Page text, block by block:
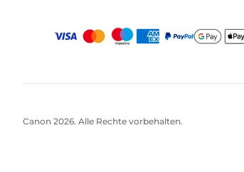
Canon 2026. Alle Rechte vorbehalten.